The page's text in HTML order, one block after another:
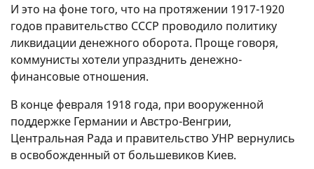
И это на фоне того, что на протяжении 1917-1920
годов правительство СССР проводило политику
ликвидации денежного оборота. Проще говоря,
коммунисты хотели упразднить денежно-
финансовые отношения.
В конце февраля 1918 года, при вооруженной
поддержке Германии и Австро-Венгрии,
Центральная Рада и правительство УНР вернулись
в освобожденный от большевиков Киев.